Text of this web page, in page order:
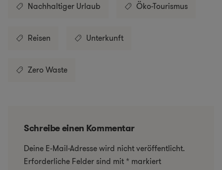
Nachhaltiger Urlaub Öko-Tourismus
Reisen Unterkunft
Zero Waste
Schreibe einen Kommentar
Deine E-Mail-Adresse wird nicht veröffentlicht.
Erforderliche Felder sind mit * markiert